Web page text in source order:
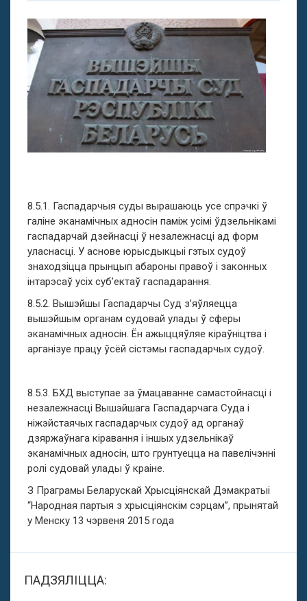
8.5.1. Гаспадарчыя суды вырашаюць усе спрэчкі ў
галіне эканамічных адносін паміж усімі ўдзельнікамі
гаспадарчай дзейнасці ў незалежнасці ад форм
уласнасці. У аснове юрысдыкцыі гэтых судоў
знаходзіцца прынцып абароны правоў і законных
інтарэсаў усіх суб’ектаў гаспадарання.
8.5.2. Вышэйшы Гаспадарчы Суд з’яўляецца
вышэйшым органам судовай улады ў сферы
эканамічных адносін. Ён ажыццяўляе кіраўніцтва і
арганізуе працу ўсёй сістэмы гаспадарчых судоў.
8.5.3. БХД выступае за ўмацаванне самастойнасці і
незалежнасці Вышэйшага Гаспадарчага Суда і
ніжэйстаячых гаспадарчых судоў ад органаў
дзяржаўнага кіравання і іншых удзельнікаў
эканамічных адносін, што грунтуецца на павелічэнні
ролі судовай улады ў краіне.
З Праграмы Беларускай Хрысціянскай Дэмакратыі
“Народная партыя з хрысціянскім сэрцам”, прынятай
у Менску 13 чэрвеня 2015 года
ПАДЗЯЛІЦЦА: